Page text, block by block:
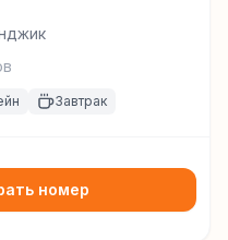
Завтрак
номер